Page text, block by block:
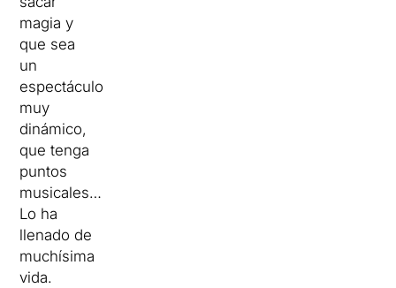
magia y
que sea
un
espectáculo
muy
dinámico,
que tenga
puntos
musicales…
Lo ha
llenado de
muchísima
vida.